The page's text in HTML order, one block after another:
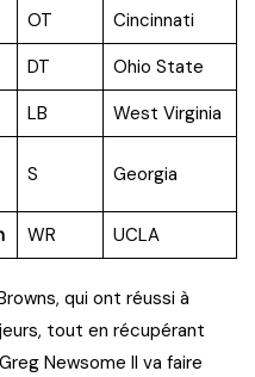
OT
Cincinnati
DT
Ohio State
LB West Virginia
S Georgia
WR UCLA
qui ont réussi à
tout en récupérant
Newsome II va faire